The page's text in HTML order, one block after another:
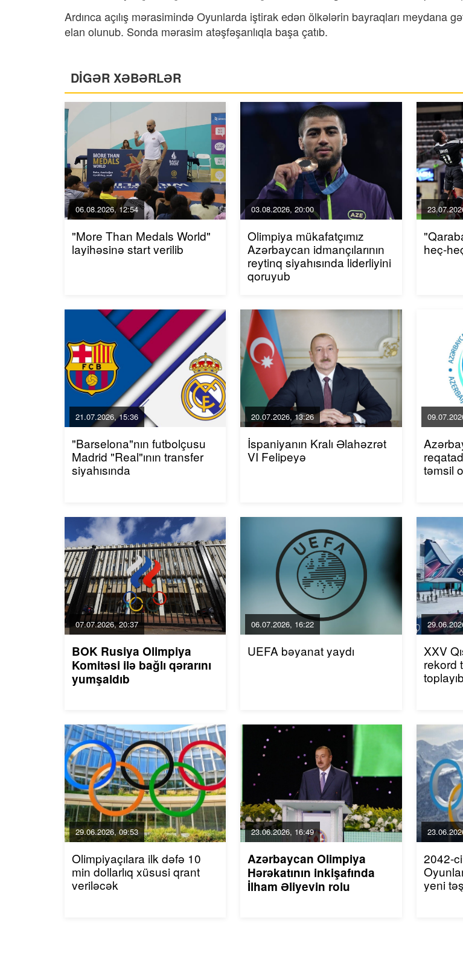
Ardınca açılış mərasimində Oyunlarda iştirak edən ölkələrin bayraqları meydana
elan olunub. Sonda mərasim atəşfəşanlıqla başa çatıb.
DİGƏR XƏBƏRLƏR
06.08.2026, 12:54
"More Than Medals World"
layihəsinə start verilib
03.08.2026, 20:00
Olimpiya mükafatçımız
Azərbaycan idmançılarının
reytinq siyahısında liderliyini
qoruyub
heç-
21.07.2026, 15:36
"Barselona"nın futbolçusu
Madrid "Real"ının transfer
siyahısında
20.07.2026, 13:26
İspaniyanın Kralı Əlahəzrət
VI Felipeyə
təmsil
07.07.2026, 20:37
BOK Rusiya Olimpiya
Komitəsi ilə bağlı qərarını
yumşaldıb
06.07.2026, 16:22
UEFA bəyanat yaydı
XXV
rekord
toplayıb
29.06.2026, 09:53
Olimpiyaçılara ilk dəfə 10
min dollarlıq xüsusi qrant
veriləcək
23.06.2026, 16:49
Azərbaycan Olimpiya
Hərəkatının inkişafında
İlham Əliyevin rolu
2042-
yeni